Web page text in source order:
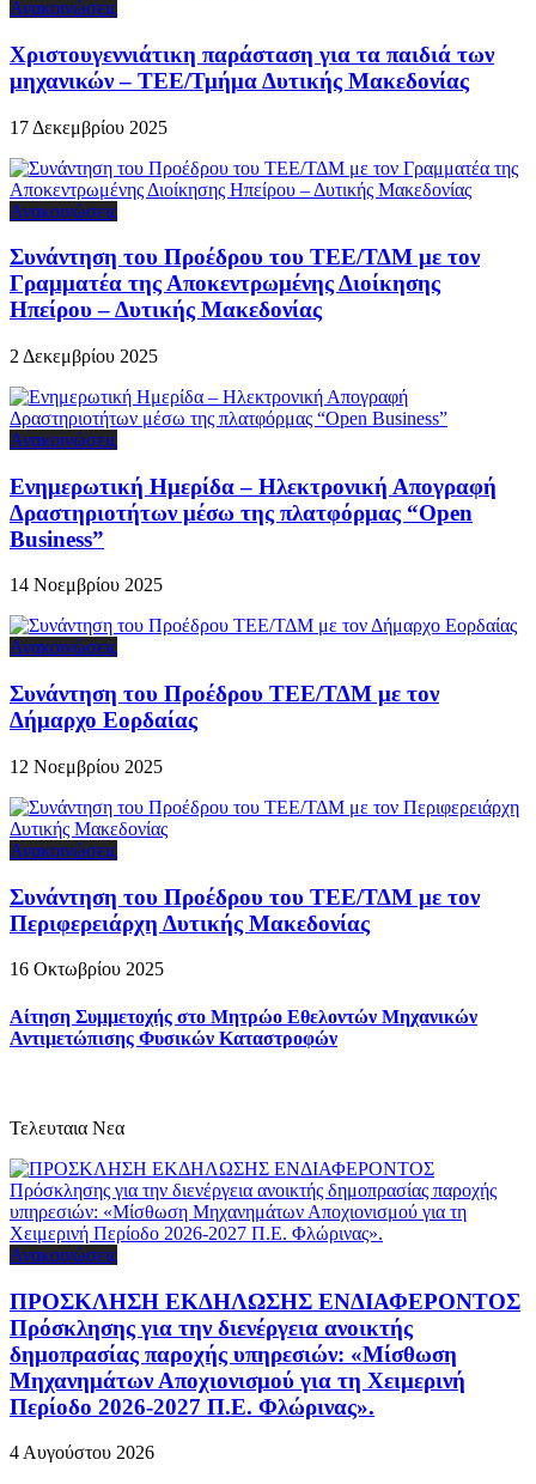
Ανακοινώσεις
Χριστουγεννιάτικη παράσταση για τα παιδιά των
μηχανικών – ΤΕΕ/Τμήμα Δυτικής Μακεδονίας
17 Δεκεμβρίου 2025
Ανακοινώσεις
Συνάντηση του Προέδρου του ΤΕΕ/ΤΔΜ με τον
Γραμματέα της Αποκεντρωμένης Διοίκησης
Ηπείρου – Δυτικής Μακεδονίας
2 Δεκεμβρίου 2025
Ανακοινώσεις
Ενημερωτική Ημερίδα – Ηλεκτρονική Απογραφή
Δραστηριοτήτων μέσω της πλατφόρμας “Open
Business”
14 Νοεμβρίου 2025
Ανακοινώσεις
Συνάντηση του Προέδρου ΤΕΕ/ΤΔΜ με τον
Δήμαρχο Εορδαίας
12 Νοεμβρίου 2025
Ανακοινώσεις
Συνάντηση του Προέδρου του ΤΕΕ/ΤΔΜ με τον
Περιφερειάρχη Δυτικής Μακεδονίας
16 Οκτωβρίου 2025
Αίτηση Συμμετοχής στο Μητρώο Εθελοντών Μηχανικών
Αντιμετώπισης Φυσικών Καταστροφών
Τελευταια Νεα
Ανακοινώσεις
ΠΡΟΣΚΛΗΣΗ ΕΚΔΗΛΩΣΗΣ ΕΝΔΙΑΦΕΡΟΝΤΟΣ
Πρόσκλησης για την διενέργεια ανοικτής
δημοπρασίας παροχής υπηρεσιών: «Μίσθωση
Μηχανημάτων Αποχιονισμού για τη Χειμερινή
Περίοδο 2026-2027 Π.Ε. Φλώρινας».
4 Αυγούστου 2026